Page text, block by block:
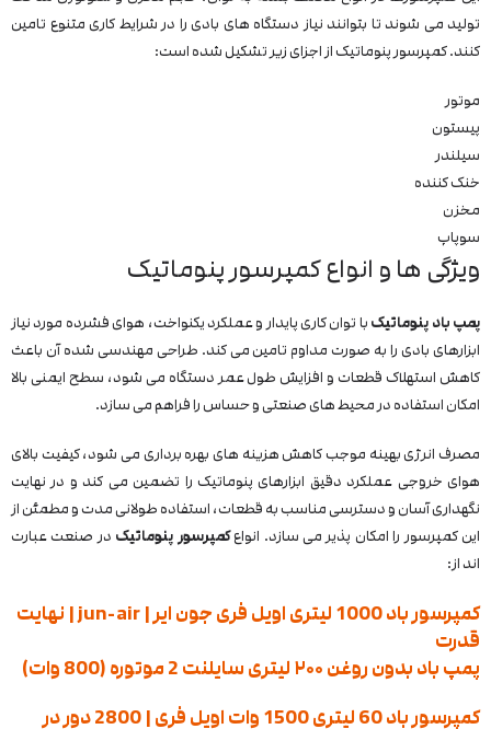
تولید می‌ شوند تا بتوانند نیاز دستگاه‌ های بادی را در شرایط کاری متنوع تامین
کنند.کمپرسور پنوماتیک از اجزای زیر تشکیل شده است:
موتور
پیستون
سیلندر
خنک کننده
مخزن
سوپاپ
ویژگی ها و انواع کمپرسور پنوماتیک
پمپ باد پنوماتیک با توان کاری پایدار و عملکرد یکنواخت، هوای فشرده مورد نیاز
ابزارهای بادی را به‌ صورت مداوم تامین می‌ کند. طراحی مهندسی‌ شده آن باعث
کاهش استهلاک قطعات و افزایش طول عمر دستگاه می‌ شود، سطح ایمنی بالا
امکان استفاده در محیط‌ های صنعتی و حساس را فراهم می‌ سازد.
مصرف انرژی بهینه موجب کاهش هزینه‌ های بهره‌ برداری می‌ شود، کیفیت بالای
هوای خروجی عملکرد دقیق ابزارهای پنوماتیک را تضمین می‌ کند و در نهایت
نگهداری آسان و دسترسی مناسب به قطعات، استفاده طولانی‌ مدت و مطمئن از
این کمپرسور را امکان‌ پذیر می‌ سازد. انواعکمپرسور پنوماتیک در صنعت عبارت
اند از:
کمپرسور باد 1000 لیتری اویل فری جون ایر | jun-air | نهایت
قدرت
پمپ باد بدون روغن ۲۰۰ لیتری سایلنت 2 موتوره (800 وات)
کمپرسور باد 60 لیتری 1500 وات اویل فری | 2800 دور در